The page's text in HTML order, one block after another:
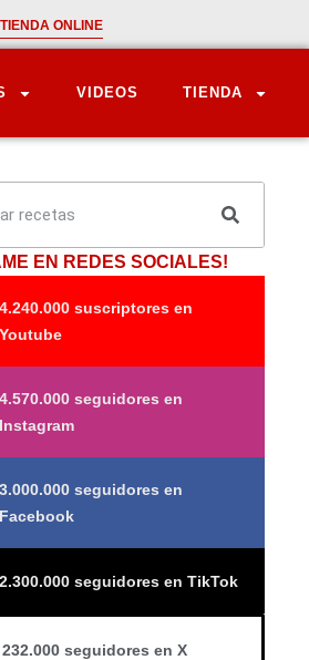
TIENDA ONLINE
VIDEOS TIENDA
EN REDES SOCIALES!
4.240.000 suscriptores en
Youtube
4.570.000 seguidores en
Instagram
3.000.000 seguidores en
Facebook
2.300.000 seguidores en TikTok
232.000 seguidores en X